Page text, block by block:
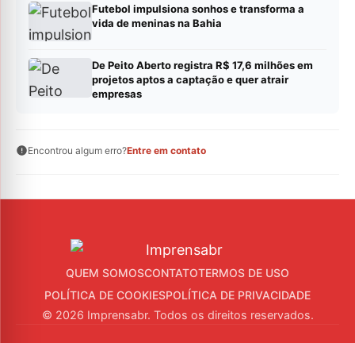
Futebol impulsiona sonhos e transforma a
vida de meninas na Bahia
De Peito Aberto registra R$ 17,6 milhões em
projetos aptos a captação e quer atrair
empresas
Encontrou algum erro?Entre em contato
QUEM SOMOSCONTATOTERMOS DE USO
POLÍTICA DE COOKIESPOLÍTICA DE PRIVACIDADE
© 2026 Imprensabr. Todos os direitos reservados.